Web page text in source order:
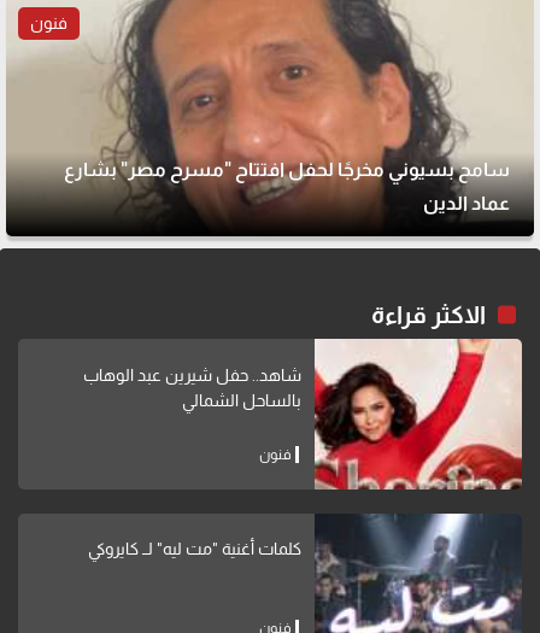
فنون
سامح بسيوني مخرجًا لحفل افتتاح "مسرح مصر" بشارع
عماد الدين
الاكثر قراءة
شاهد.. حفل شيرين عبد الوهاب
بالساحل الشمالي
فنون
كلمات أغنية "مت ليه" لــ كايروكي
فنون